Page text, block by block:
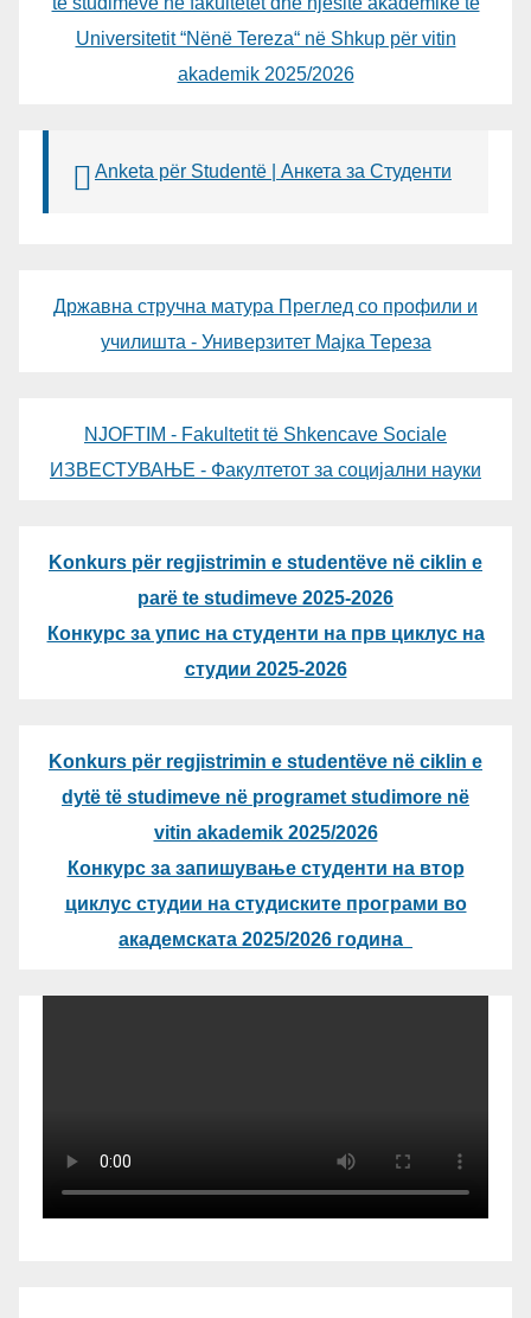
Universitetit “Nënë Tereza“ në Shkup për vitin
akademik 2025/2026
Anketa për Studentë | Анкета за Студенти
Државна стручна матура Преглед со профили и
училишта - Универзитет Мајка Тереза
NJOFTIM - Fakultetit të Shkencave Sociale
ИЗВЕСТУВАЊЕ - Факултетот за социјални науки
Konkurs për regjistrimin e studentëve në ciklin e
parë te studimeve 2025-2026
Конкурс за упис на студенти на прв циклус на
студии 2025-2026
Konkurs për regjistrimin e studentëve në ciklin e
dytë të studimeve në programet studimore në
vitin akademik 2025/2026
Конкурс за запишување студенти на втор
циклус студии на студиските програми во
академската 2025/2026 година